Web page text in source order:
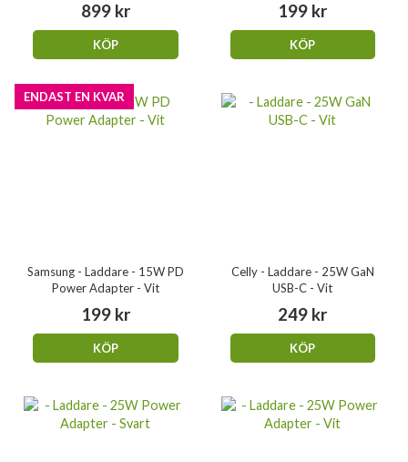
899 kr
KÖP
199 kr
KÖP
ENDAST EN KVAR
Samsung - Laddare - 15W PD
Power Adapter - Vit
199 kr
KÖP
Celly - Laddare - 25W GaN
USB-C - Vit
249 kr
KÖP